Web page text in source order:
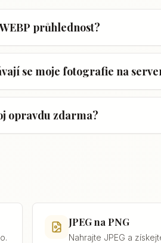
průhlednost?
se moje fotografie na
opravdu zdarma?
JPEG na PNG
Nahrajte JPEG a